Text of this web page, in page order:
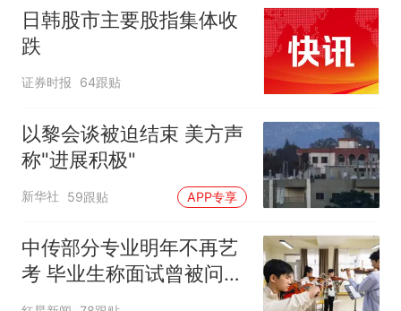
日韩股市主要股指集体收
跌
证券时报 64跟贴
以黎会谈被迫结束 美方声
称"进展积极"
新华社 59跟贴 APP专享
中传部分专业明年不再艺
考 毕业生称面试曾被问
“如何策划晚会” 专家：遏